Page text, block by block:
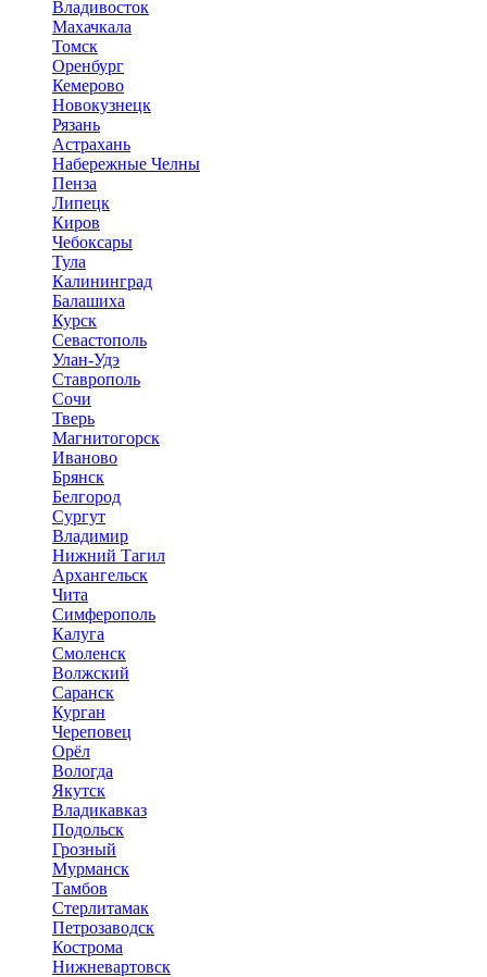
Владивосток
Махачкала
Томск
Оренбург
Кемерово
Новокузнецк
Рязань
Астрахань
Набережные Челны
Пенза
Липецк
Киров
Чебоксары
Тула
Калининград
Балашиха
Курск
Севастополь
Улан-Удэ
Ставрополь
Сочи
Тверь
Магнитогорск
Иваново
Брянск
Белгород
Сургут
Владимир
Нижний Тагил
Архангельск
Чита
Симферополь
Калуга
Смоленск
Волжский
Саранск
Курган
Череповец
Орёл
Вологда
Якутск
Владикавказ
Подольск
Грозный
Мурманск
Тамбов
Стерлитамак
Петрозаводск
Кострома
Нижневартовск